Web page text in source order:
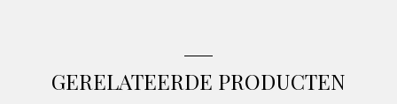
GERELATEERDE PRODUCTEN